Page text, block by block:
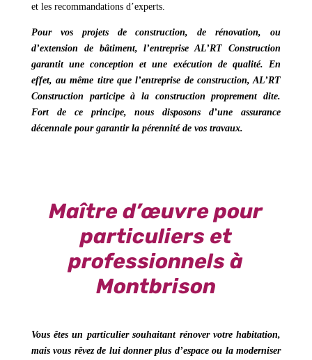
et les recommandations d’experts.
Pour vos projets de construction, de rénovation, ou
d’extension de bâtiment, l’entrepriseAL’RT Construction
garantit une conception et une exécution de qualité. En
effet, au même titre que l’entreprise de construction,AL’RT
Construction participe à la construction proprement dite.
Fort de ce principe, nous disposons d’une assurance
décennale pour garantir la pérennité de vos travaux.
Maître d’œuvre pour
particuliers et
professionnels à
Montbrison
Vous êtes un particulier souhaitant rénover votre habitation,
mais vous rêvez de lui donner plus d’espace ou la moderniser